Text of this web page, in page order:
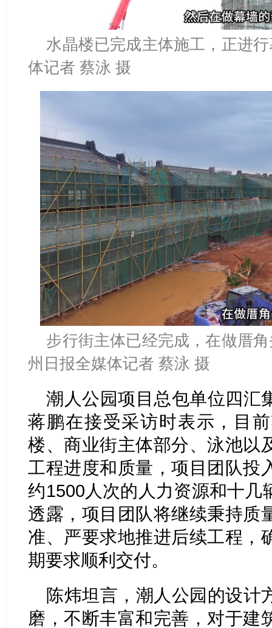
水晶楼已完成主体施工，正进
体记者 蔡泳 摄
步行街主体已经完成，在做厝
州日报全媒体记者 蔡泳 摄
潮人公园项目总包单位四汇
蒋鹏在接受采访时表示，目
楼、商业街主体部分、泳池以
工程进度和质量，项目团队投
约1500人次的人力资源和十几
透露，项目团队将继续秉持质
准、严要求地推进后续工程，
期要求顺利交付。
陈炜坦言，潮人公园的设计
磨，不断丰富和完善，对于建